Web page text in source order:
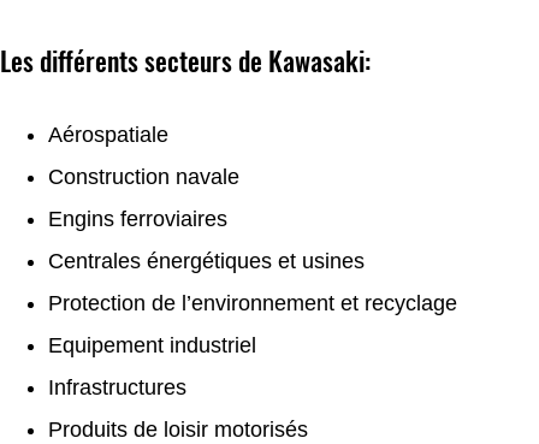
Les différents secteurs de Kawasaki:
Aérospatiale
Construction navale
Engins ferroviaires
Centrales énergétiques et usines
Protection de l’environnement et recyclage
Equipement industriel
Infrastructures
Produits de loisir motorisés